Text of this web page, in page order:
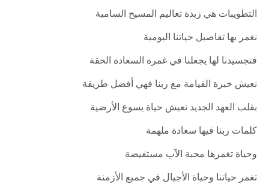
التطويبات هي زبدة تعاليم المسيح السامية
نغمر بها تفاصيل حياتنا اليومية
فتجسيدنا لها يجعلنا في غمرة السعادة الحقة
نعيش خبرة القيامة مع ربنا فهي أفضل طريقة
بقلب العهد الجديد نعيش حياة يسوع الأرضية
كلمات ربنا فيها سعادة ملهمة
وحياة تغمرها محبة الآب مستفيضة
تغمر حياتنا وحياة الأجيال في جميع الأزمنة